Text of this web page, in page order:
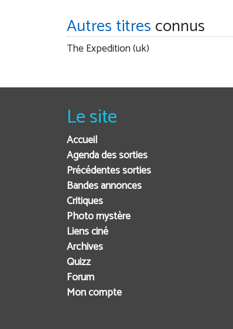
Autres titresconnus
The Expedition (uk)
Le site
Accueil
Agenda des sorties
Précédentes sorties
Bandes annonces
Critiques
Photo mystère
Liens ciné
Archives
Quizz
Forum
Mon compte